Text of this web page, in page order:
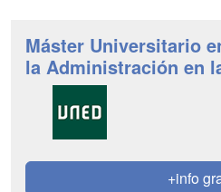
Máster Universitario
la Administración en
+info